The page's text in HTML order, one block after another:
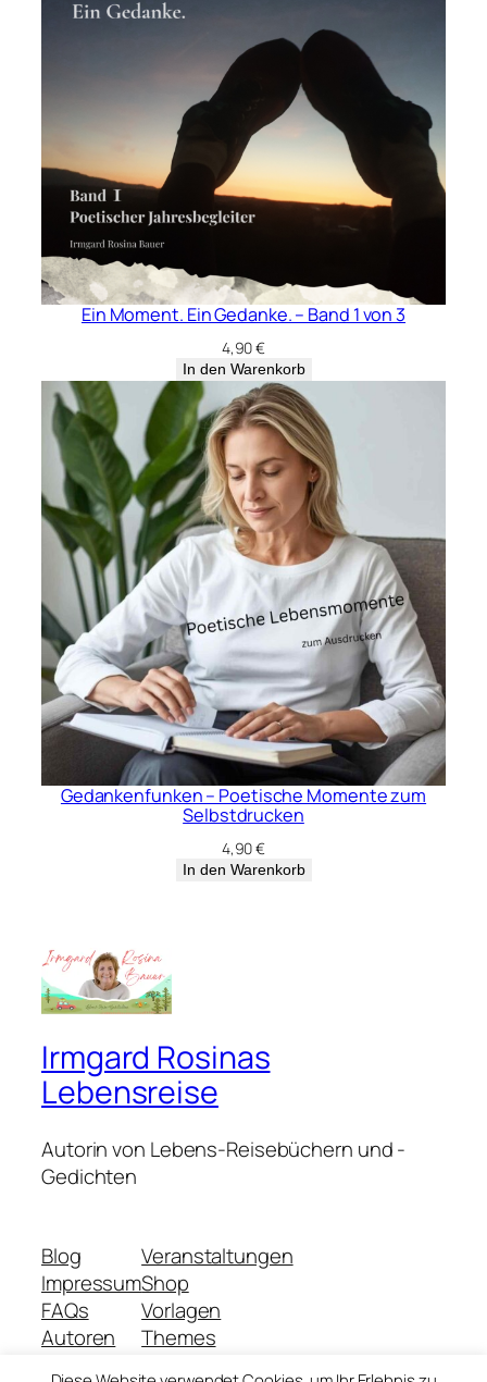
Ein Moment. Ein Gedanke. – Band 1 von 3
4,90€
In den Warenkorb
Gedankenfunken – Poetische Momente zum
Selbstdrucken
4,90€
In den Warenkorb
Irmgard Rosinas
Lebensreise
Autorin von Lebens-Reisebüchern und -
Gedichten
Blog
Impressum
FAQs
Autoren
Veranstaltungen
Shop
Vorlagen
Themes